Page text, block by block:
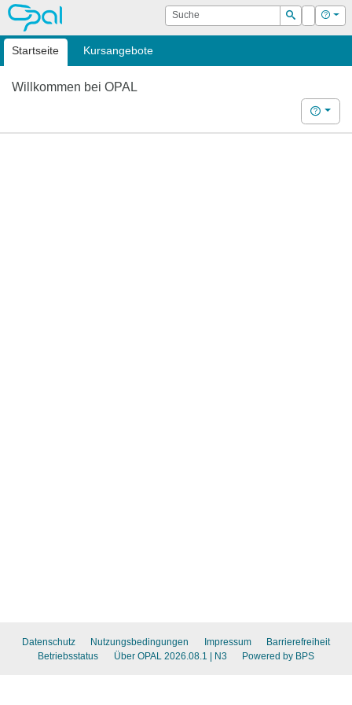
OPAL Suche
Suchen
Login Hilfe
Startseite Kursangebote
Willkommen bei OPAL
Hilfe
Datenschutz Nutzungsbedingungen Impressum
Barrierefreiheit
Betriebsstatus
Über OPAL 2026.08.1 | N3 Powered by BPS